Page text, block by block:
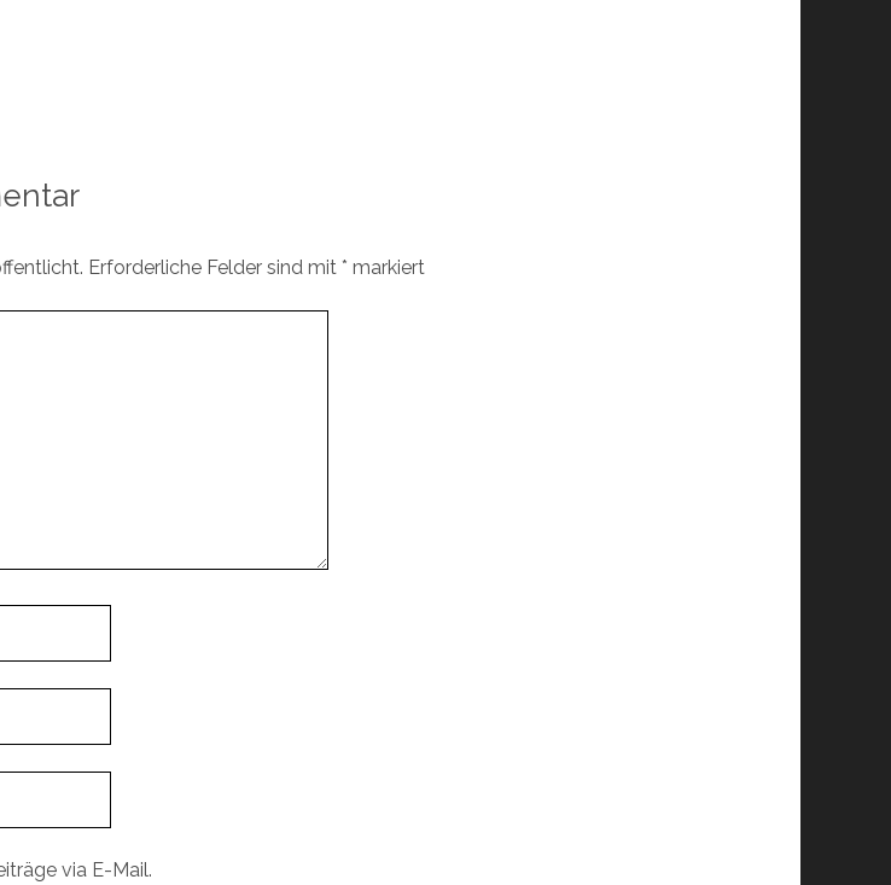
Erforderliche Felder sind mit * markiert
via E-Mail.